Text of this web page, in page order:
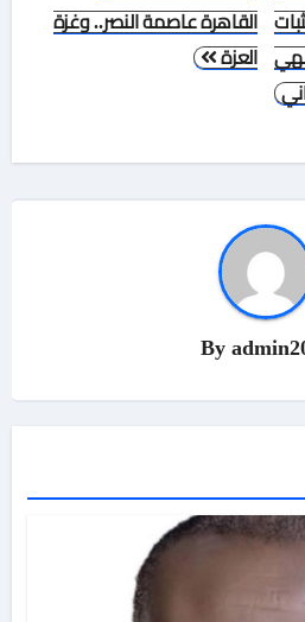
القاهرة عاصمة النصر.. وغزة
العزة
By